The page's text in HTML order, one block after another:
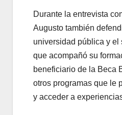
Durante la entrevista
Augusto también
universidad pública y el
que acompañó su
beneficiario de la Beca
otros programas que le
y acceder a